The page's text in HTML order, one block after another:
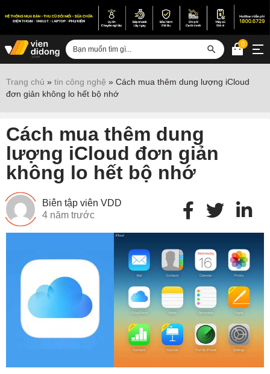
Sửa iPhone
Sửa Vertu
Sửa iPad
Sửa Macbook
Sửa Laptop
Điện thoại
Hệ thống:
17 cửa hàng
(Giờ làm việc: 08h00 - 21h00)
0
Trang chủ » tin công nghệ » Cách mua thêm dung lượng iCloud
đơn giản không lo hết bộ nhớ
Cách mua thêm dung
lượng iCloud đơn giản
không lo hết bộ nhớ
Biên tập viên VDD
4 năm trước